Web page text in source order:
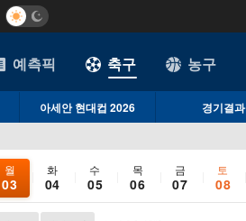
예측픽 축구 농구
아세안 현대컵 2026 경기결과
월
03
화
04
수
05
목
06
금
07
토
08